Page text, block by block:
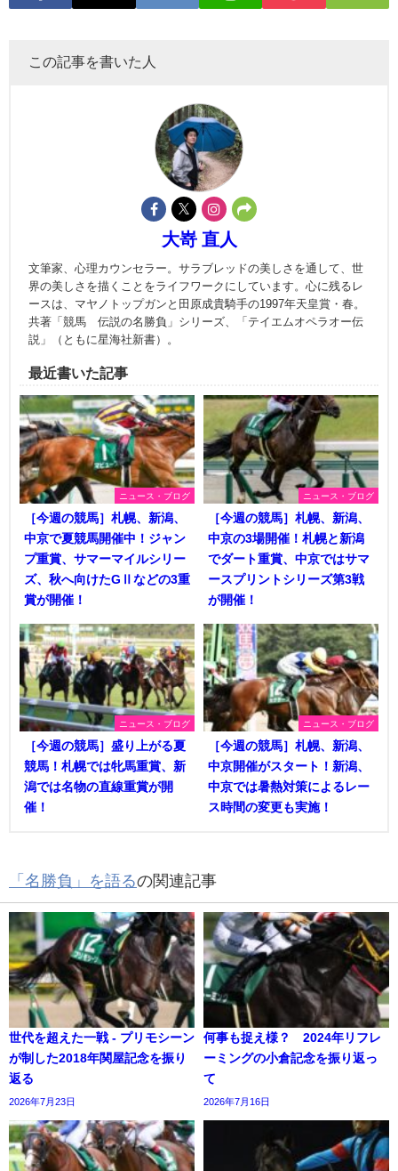
この記事を書いた人
大嵜 直人
文筆家、心理カウンセラー。サラブレッドの美しさを通して、世
界の美しさを描くことをライフワークにしています。心に残るレ
ースは、マヤノトップガンと田原成貴騎手の1997年天皇賞・春。
共著「競馬 伝説の名勝負」シリーズ、「テイエムオペラオー伝
説」（ともに星海社新書）。
最近書いた記事
ニュース・ブログ
［今週の競馬］札幌、新潟、
中京で夏競馬開催中！ジャン
プ重賞、サマーマイルシリー
ズ、秋へ向けたGⅡなどの3重
賞が開催！
ニュース・ブログ
［今週の競馬］札幌、新潟、
中京の3場開催！札幌と新潟
でダート重賞、中京ではサマ
ースプリントシリーズ第3戦
が開催！
ニュース・ブログ
［今週の競馬］盛り上がる夏
競馬！札幌では牝馬重賞、新
潟では名物の直線重賞が開
催！
ニュース・ブログ
［今週の競馬］札幌、新潟、
中京開催がスタート！新潟、
中京では暑熱対策によるレー
ス時間の変更も実施！
「名勝負」を語るの関連記事
世代を超えた一戦 - プリモシーン
が制した2018年関屋記念を振り
返る
2026年7月23日
何事も捉え様？ 2024年リフレ
ーミングの小倉記念を振り返っ
て
2026年7月16日